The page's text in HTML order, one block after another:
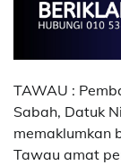
TAWAU :
Sabah, Datuk
memaklumkan
Tawau amat